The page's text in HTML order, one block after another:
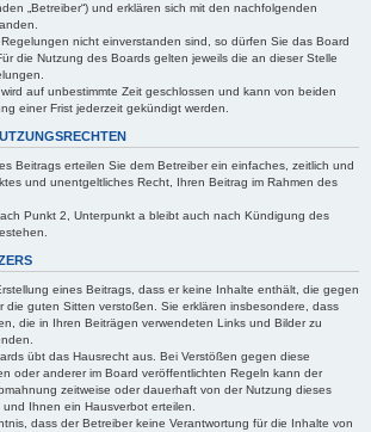
„Betreiber“) und erklären sich mit den nachfolgenden
nicht einverstanden sind, so dürfen Sie das Board
die Nutzung des Boards gelten jeweils die an dieser Stelle
auf unbestimmte Zeit geschlossen und kann von beiden
einer Frist jederzeit gekündigt werden.
Beitrags erteilen Sie dem Betreiber ein einfaches, zeitlich und
und unentgeltliches Recht, Ihren Beitrag im Rahmen des
Punkt 2, Unterpunkt a bleibt auch nach Kündigung des
eines Beitrags, dass er keine Inhalte enthält, die gegen
die guten Sitten verstoßen. Sie erklären insbesondere, dass
die in Ihren Beiträgen verwendeten Links und Bilder zu
übt das Hausrecht aus. Bei Verstößen gegen diese
oder anderer im Board veröffentlichten Regeln kann der
zeitweise oder dauerhaft von der Nutzung dieses
Ihnen ein Hausverbot erteilen.
dass der Betreiber keine Verantwortung für die Inhalte von